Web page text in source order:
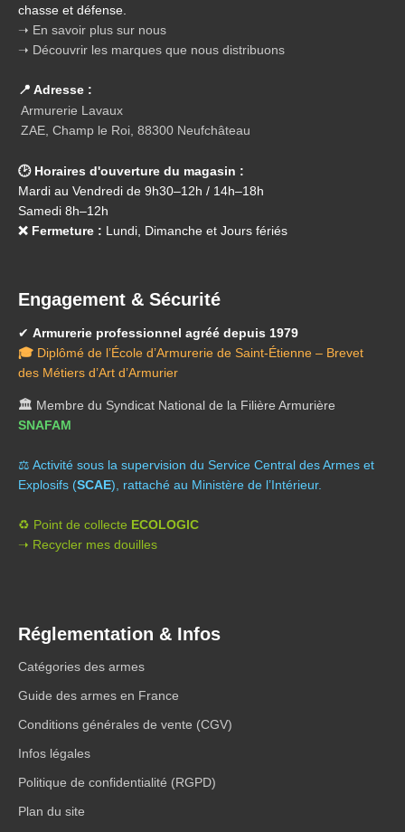
chasse et défense.
➝ En savoir plus sur nous
➝ Découvrir les marques que nous distribuons
📍 Adresse :
Armurerie Lavaux
ZAE, Champ le Roi, 88300 Neufchâteau
🕑 Horaires d'ouverture du magasin :
Mardi au Vendredi de 9h30–12h / 14h–18h
Samedi 8h–12h
❌ Fermeture : Lundi, Dimanche et Jours fériés
Engagement & Sécurité
✔ Armurerie professionnel agréé depuis 1979
🎓 Diplômé de l’École d’Armurerie de Saint-Étienne – Brevet
des Métiers d’Art d’Armurier
🏛️ Membre du Syndicat National de la Filière Armurière
SNAFAM
⚖️ Activité sous la supervision du Service Central des Armes et
Explosifs (SCAE), rattaché au Ministère de l’Intérieur.
♻️ Point de collecte ECOLOGIC
➝ Recycler mes douilles
Réglementation & Infos
Catégories des armes
Guide des armes en France
Conditions générales de vente (CGV)
Infos légales
Politique de confidentialité (RGPD)
Plan du site